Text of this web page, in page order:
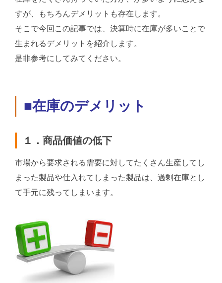
すが、もちろんデメリットも存在します。
そこで今回この記事では、決算時に在庫が多いことで
生まれるデメリットを紹介します。
是非参考にしてみてください。
■在庫のデメリット
１．商品価値の低下
市場から要求される需要に対してたくさん生産してし
まった製品や仕入れてしまった製品は、過剰在庫とし
て手元に残ってしまいます。